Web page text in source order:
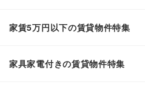
家賃5万円以下の賃貸物件特集
家具家電付きの賃貸物件特集